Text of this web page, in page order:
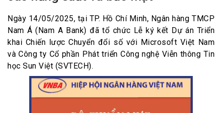
Ngày 14/05/2025, tại TP. Hồ Chí Minh, Ngân hàng TMCP
Nam Á (Nam A Bank) đã tổ chức Lễ ký kết Dự án Triển
khai Chiến lược Chuyển đổi số với Microsoft Việt Nam
và Công ty Cổ phần Phát triển Công nghệ Viễn thông Tin
học Sun Việt (SVTECH).